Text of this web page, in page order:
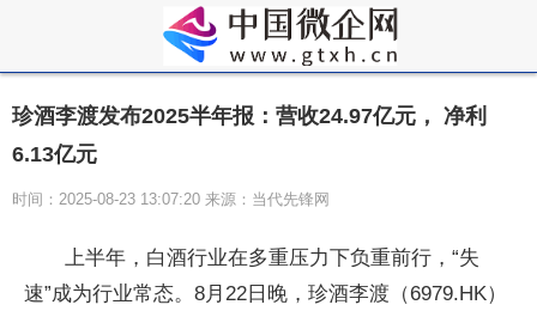
珍酒李渡发布2025半年报：营收24.97亿元， 净利
6.13亿元
时间：2025-08-23 13:07:20 来源：当代先锋网
上半年，白酒行业在多重压力下负重前行，“失
速”成为行业常态。8月22日晚，珍酒李渡（6979.HK）